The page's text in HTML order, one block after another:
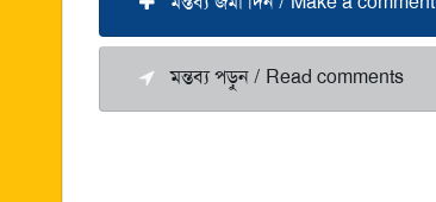
মন্তব্য পড়ুন / Read comments